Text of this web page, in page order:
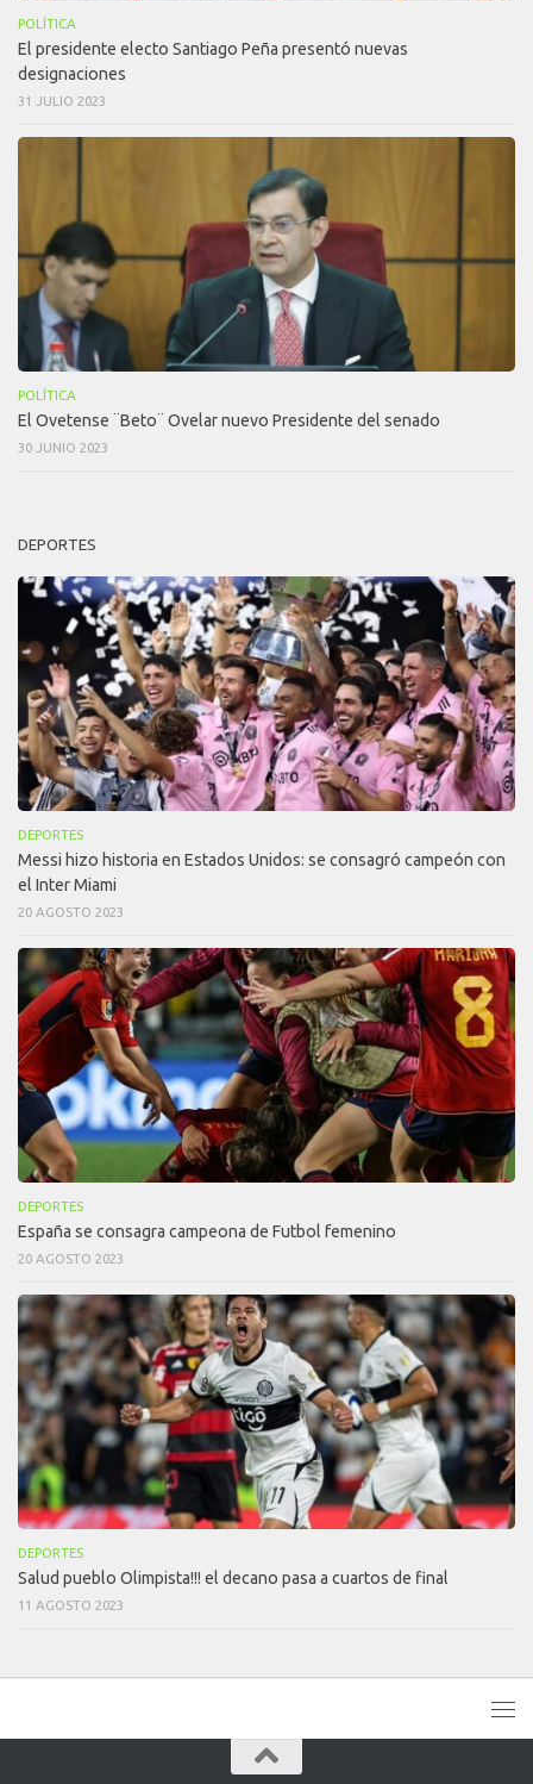
POLÍTICA
El presidente electo Santiago Peña presentó nuevas
designaciones
31 JULIO 2023
POLÍTICA
El Ovetense ¨Beto¨ Ovelar nuevo Presidente del senado
30 JUNIO 2023
DEPORTES
DEPORTES
Messi hizo historia en Estados Unidos: se consagró campeón con
el Inter Miami
20 AGOSTO 2023
DEPORTES
España se consagra campeona de Futbol femenino
20 AGOSTO 2023
DEPORTES
Salud pueblo Olimpista!!! el decano pasa a cuartos de final
11 AGOSTO 2023